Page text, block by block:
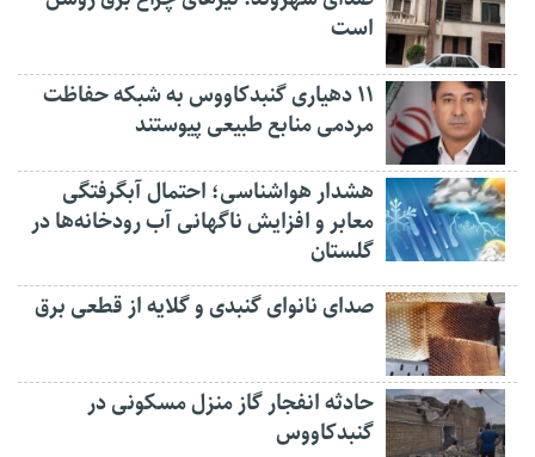
است
۱۱ دهیاری گنبدکاووس به شبکه حفاظت
مردمی منابع طبیعی پیوستند
هشدار هواشناسی؛ احتمال آبگرفتگی
معابر و افزایش ناگهانی آب رودخانه‌ها در
گلستان
صدای نانوای گنبدی و گلایه از قطعی برق
حادثه انفجار گاز منزل مسکونی در
گنبدکاووس